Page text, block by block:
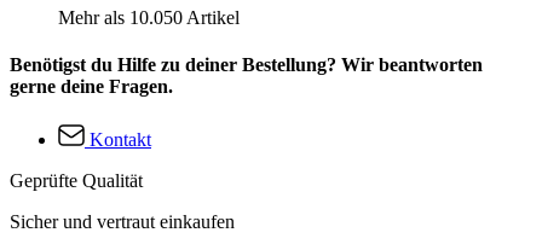
Mehr als 10.050 Artikel
Benötigst du Hilfe zu deiner Bestellung? Wir beantworten
gerne deine Fragen.
Kontakt
Geprüfte Qualität
Sicher und vertraut einkaufen